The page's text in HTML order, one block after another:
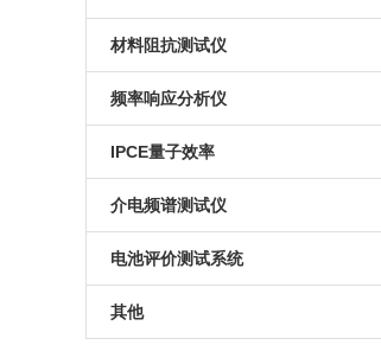
多功能电化学工作站
进口电化学工作站
美国普林斯顿电化学工作站
英国输力强电化学工作站
英国输力强多通道电化学工作站
多通道电化学测试系统
光电化学测试系统
多功能电化学测试系统
微区电化学测试系统
微区扫描电化学工作站
材料阻抗测试仪
高精度交流阻抗测试系统
生物阻抗特性测试系统
电化学交流阻抗测试系统
频率响应分析仪
IPCE量子效率
介电频谱测试仪
电池评价测试系统
其他